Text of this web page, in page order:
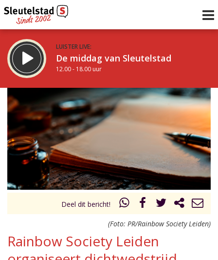
LUISTER LIVE:
De middag van Sleutelstad
12.00 - 18.00 uur
De avond van Sleutelstad
18.00 - 19.00 uur
Vorig uur
uur 1 van 0
Inklappen
Deel dit bericht!
(Foto: PR/Rainbow Society Leiden)
Rainbow Society Leiden